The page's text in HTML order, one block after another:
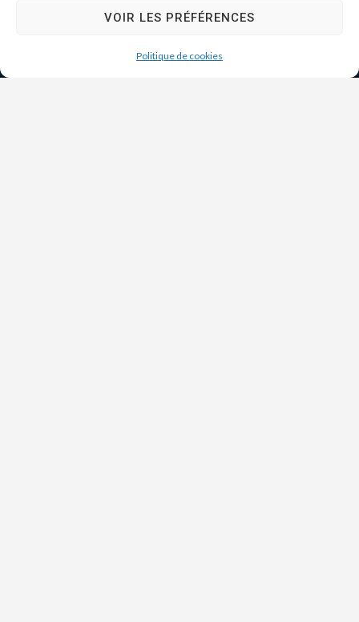
VOIR LES PRÉFÉRENCES
Politique de cookies